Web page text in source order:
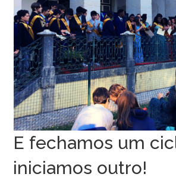
E fechamos um
iniciamos outro!